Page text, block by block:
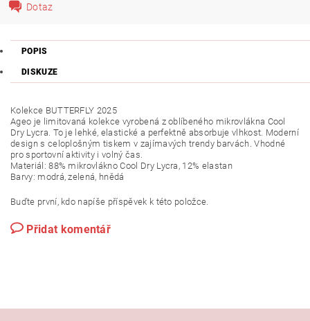
Dotaz
POPIS
DISKUZE
Kolekce BUTTERFLY 2025
Ageo je limitovaná kolekce vyrobená z oblíbeného mikrovlákna Cool
Dry Lycra. To je lehké, elastické a perfektně absorbuje vlhkost. Moderní
design s celoplošným tiskem v zajímavých trendy barvách. Vhodné
pro sportovní aktivity i volný čas.
Materiál: 88% mikrovlákno Cool Dry Lycra, 12% elastan
Barvy: modrá, zelená, hnědá
Buďte první, kdo napíše příspěvek k této položce.
Přidat komentář